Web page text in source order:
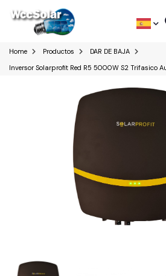
Home Productos
DAR DE BAJA
Inversor Solarprofit Red R5 5000W S2 Trifasico